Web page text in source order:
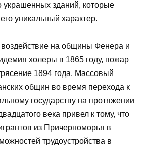
украшенных зданий, которые
уникальный характер.
воздействие на общины Фенера и
холеры в 1865 году, пожар
1894 года. Массовый
общин во время перехода к
государству на протяжении
века привел к тому, что
из Причерноморья в
трудоустройства в